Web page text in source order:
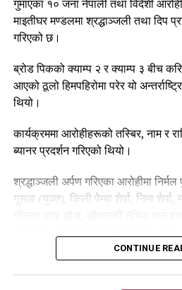
छन्।
कार्यक्रममा सहभागीहरूले आरोहीहरूको
आरोहणलाई सुरक्षित, व्यवस्थित र
ध्यानाकर्षणसमेत गराएका छन्।
उनीहरूले हिमालमा हुने जोखिम न्यूनीकरण,
तथा आरोहीको सुरक्षालाई प्राथमिकतामा
गुमाएका १० जना नेपाली तथा विदेशी
माइतीघर मण्डलमा श्रद्धाञ्जली तथा दिप
गरिएको छ।
ब्रोड पिकको क्याम्प २ र क्याम्प ३ बीच
आएको ठूलो हिमपहिरोमा परेर यो
थियो।
कार्यक्रममा आरोहीहरूको तस्बिर, नाम र
ब्यानर प्रदर्शन गरिएको थियो।
श्रद्धाञ्जली अर्पण गरिएका आरोहीमा निर्मल
गुरूङ (युक्त), किली पेम्बा शेर्पा, निमा शेर्पा,
कार्यक्रममा किली पेम्बा शेर्पाको तस्बिरमा
गरी श्रद्धाञ्जली व्यक्त गरिएको थियो।
CONTINUE